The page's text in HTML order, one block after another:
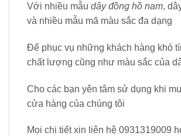
Với nhiều mẫu dây đồng hồ nam,
và nhiều mẫu mã màu sắc đa dạng
Để phục vụ những khách hàng khó
chất lượng cũng như màu sắc của
Cho các bạn yên tâm sử dụng khi
cửa hàng của chúng tôi
Mọi chi tiết xin liên hệ 0931319009